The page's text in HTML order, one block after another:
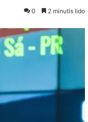
0 2 minutis lido